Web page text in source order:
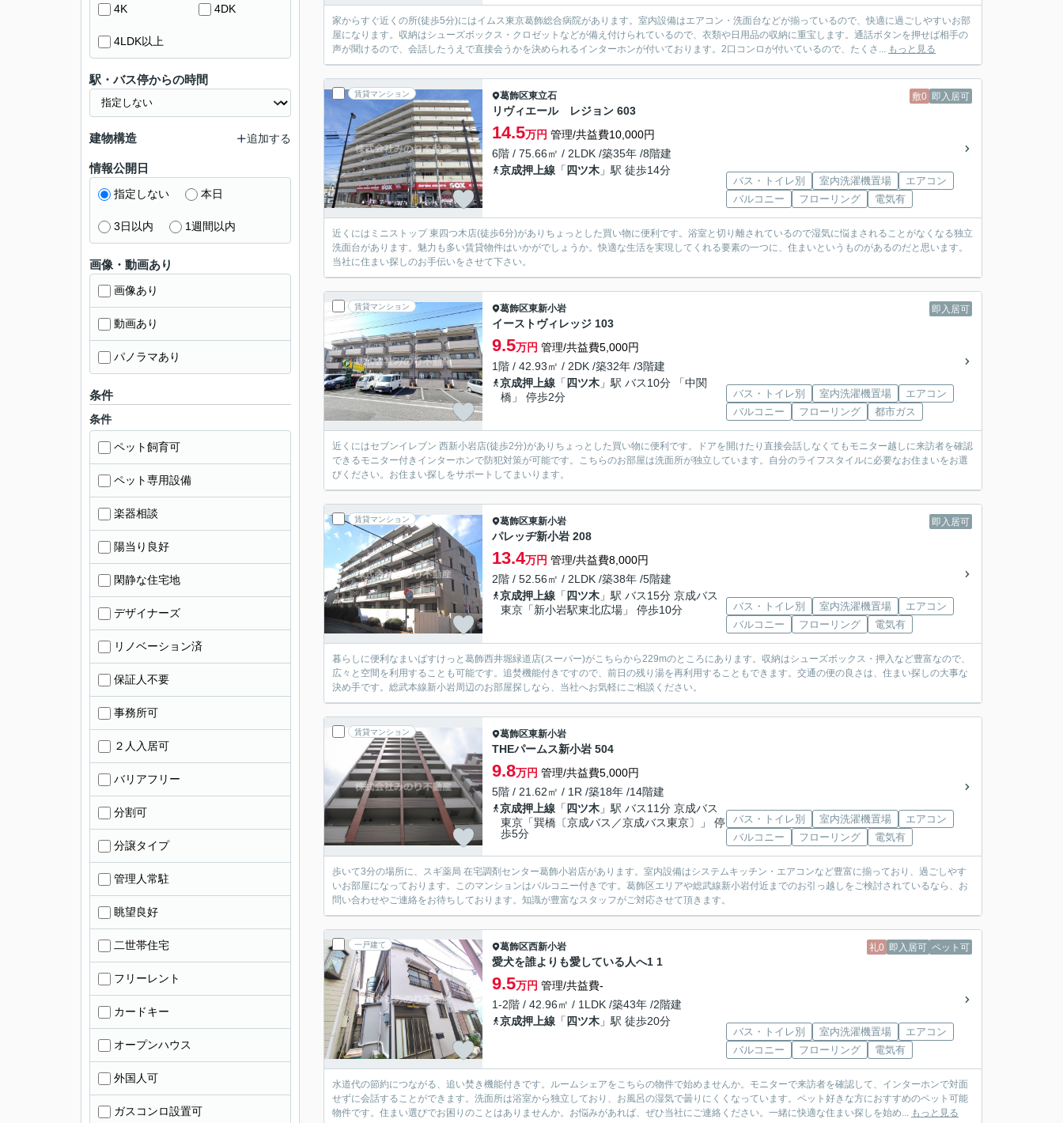
家からすぐ近くの所(徒歩5分)にはイムス東京葛飾総合病院があります。室内設備はエアコン・洗面台などが揃っているので、快適に過ごしやすいお部
屋になります。収納はシューズボックス・クロゼットなどが備え付けられているので、衣類や日用品の収納に重宝します。通話ボタンを押せば相手の
声が聞けるので、会話したうえで直接会うかを決められるインターホンが付いております。2口コンロが付いているので、たくさ... もっと見る
賃貸マンション 敷0 即入居可
葛飾区東立石
リヴィエール レジョン 603
14.5万円 管理/共益費10,000円
6階 / 75.66㎡ / 2LDK /築35年 /8階建
京成押上線 「 四ツ木 」駅 徒歩14分
バス・トイレ別 室内洗濯機置場
エアコン
バルコニー
フローリング 電気有
近くにはミニストップ 東四つ木店(徒歩6分)がありちょっとした買い物に便利です。浴室と切り離されているので湿気に悩まされることがなくなる独立
洗面台があります。魅力も多い賃貸物件はいかがでしょうか。快適な生活を実現してくれる要素の一つに、住まいというものがあるのだと思います。
当社に住まい探しのお手伝いをさせて下さい。
賃貸マンション 即入居可
葛飾区東新小岩
イーストヴィレッジ 103
9.5万円 管理/共益費5,000円
1階 / 42.93㎡ / 2DK /築32年 /3階建
京成押上線 「 四ツ木 」駅 バス10分 「中関
橋」 停歩2分
バス・トイレ別 室内洗濯機置場
エアコン
バルコニー
フローリング 都市ガス
近くにはセブンイレブン 西新小岩店(徒歩2分)がありちょっとした買い物に便利です。ドアを開けたり直接会話しなくてもモニター越しに来訪者を確認
できるモニター付きインターホンで防犯対策が可能です。こちらのお部屋は洗面所が独立しています。自分のライフスタイルに必要なお住まいをお選
びください。お住まい探しをサポートしてまいります。
賃貸マンション 即入居可
葛飾区東新小岩
パレッヂ新小岩 208
13.4万円 管理/共益費8,000円
2階 / 52.56㎡ / 2LDK /築38年 /5階建
京成押上線 「 四ツ木 」駅 バス15分 京成バス
東京「新小岩駅東北広場」 停歩10分
バス・トイレ別 室内洗濯機置場
エアコン
バルコニー
フローリング 電気有
暮らしに便利なまいばすけっと葛飾西井堀緑道店(スーパー)がこちらから229mのところにあります。収納はシューズボックス・押入など豊富なので、
広々と空間を利用することも可能です。追焚機能付きですので、前日の残り湯を再利用することもできます。交通の便の良さは、住まい探しの大事な
決め手です。総武本線新小岩周辺のお部屋探しなら、当社へお気軽にご相談ください。
賃貸マンション 葛飾区東新小岩
THEパームス新小岩 504
9.8万円 管理/共益費5,000円
5階 / 21.62㎡ / 1R /築18年 /14階建
京成押上線 「 四ツ木 」駅 バス11分 京成バス
東京「巽橋〔京成バス／京成バス東京〕」 停
歩5分
バス・トイレ別 室内洗濯機置場
エアコン
バルコニー
フローリング 電気有
歩いて3分の場所に、スギ薬局 在宅調剤センター葛飾小岩店があります。室内設備はシステムキッチン・エアコンなど豊富に揃っており、過ごしやす
いお部屋になっております。このマンションはバルコニー付きです。葛飾区エリアや総武線新小岩付近までのお引っ越しをご検討されているなら、お
問い合わせやご連絡をお待ちしております。知識が豊富なスタッフがご対応させて頂きます。
一戸建て 礼0 即入居可 ペット可
葛飾区西新小岩
愛犬を誰よりも愛している人へ1 1
9.5万円 管理/共益費-
1-2階 / 42.96㎡ / 1LDK /築43年 /2階建
京成押上線 「 四ツ木 」駅 徒歩20分
バス・トイレ別 室内洗濯機置場
エアコン
バルコニー
フローリング 電気有
水道代の節約につながる、追い焚き機能付きです。ルームシェアをこちらの物件で始めませんか。モニターで来訪者を確認して、インターホンで対面
せずに会話することができます。洗面所は浴室から独立しており、お風呂の湿気で曇りにくくなっています。ペット好きな方におすすめのペット可能
物件です。住まい選びでお困りのことはありませんか。お悩みがあれば、ぜひ当社にご連絡ください。一緒に快適な住まい探しを始め... もっと見る
4K 4DK
4LDK以上
駅・バス停からの時間
建物構造 追加する
情報公開日
指定しない 本日
3日以内 1週間以内
画像・動画あり
画像あり
動画あり
パノラマあり
条件
条件
ペット飼育可
ペット専用設備
楽器相談
陽当り良好
閑静な住宅地
デザイナーズ
リノベーション済
保証人不要
事務所可
２人入居可
バリアフリー
分割可
分譲タイプ
管理人常駐
眺望良好
二世帯住宅
フリーレント
カードキー
オープンハウス
外国人可
ガスコンロ設置可